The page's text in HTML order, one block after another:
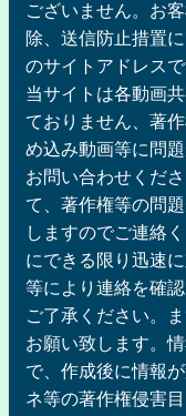
ございません。お
除、送信防止措置
のサイトアドレス
当サイトは各動画
ておりません、著
め込み動画等に問
お問い合わせくだ
て、著作権等の問
しますのでご連絡
にできる限り迅速
等により連絡を確
ご了承ください。
お願い致します。
で、作成後に情報
ネ等の著作権侵害